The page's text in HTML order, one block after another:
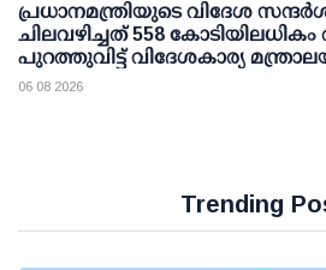
പ്രധാനമന്ത്രിയുടെ വിദേശ
ചിലവഴിച്ചത് 558
പുറത്തുവിട്ട് വിദേശകാര്യ
06 08 2026
Trending